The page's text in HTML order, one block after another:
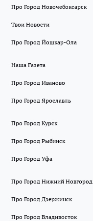
Про Город Новочебоксарск
Твои Новости
Про Город Йошкар-Ола
Наша Газета
Про Город Иваново
Про Город Ярославль
Про Город Курск
Про Город Рыбинск
Про Город Уфа
Про Город Нижний Новгород
Про Город Дзержинск
Про Город Владивосток